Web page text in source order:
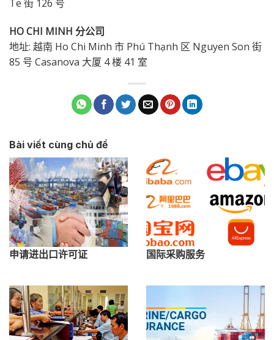
Te 街 126 号
HO CHI MINH 分公司
地址: 越南 Ho Chi Minh 市 Phú Thạnh 区 Nguyen Son 街
85 号 Casanova 大厦 4 楼 41 室
Bài viết cùng chủ đề
申请进出口许可证 国际采购服务